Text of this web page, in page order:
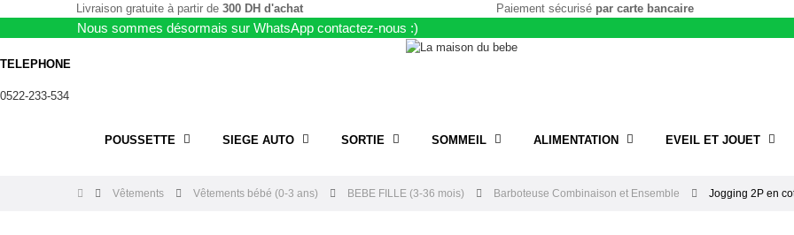
Livraison gratuite à partir de 300 DH d'achat Paiement sécurisé par carte bancaire
Nous sommes désormais sur WhatsApp contactez-nous :)
TELEPHONE
0522-233-534
POUSSETTE SIEGE AUTO SORTIE SOMMEIL ALIMENTATION EVEIL ET JOUET
Vêtements Vêtements bébé (0-3 ans) BEBE FILLE (3-36 mois) Barboteuse Combinaison et Ensemble Jogging 2P en